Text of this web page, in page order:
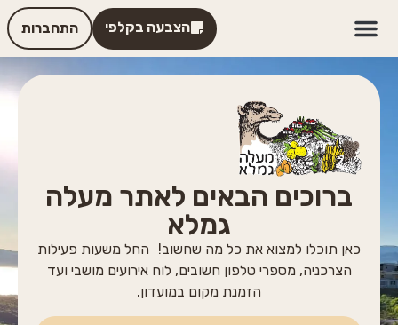
התחברות הצבעה בקלפי
ברוכים הבאים לאתר מעלה
גמלא
כאן תוכלו למצוא את כל מה שחשוב! החל משעות פעילות
הצרכניה, מספרי טלפון חשובים, לוח אירועים מושבי ועד
הזמנת מקום במועדון.